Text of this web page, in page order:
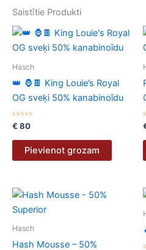
Saistītie Produkti
Hasch
👑 🦍🍫 King Louie’s Royal
OG sveķi 50% kanabinoīdu
Novērtēts
0
€ 80
Pievienot grozam
Hasch
Hash Mousse – 50%